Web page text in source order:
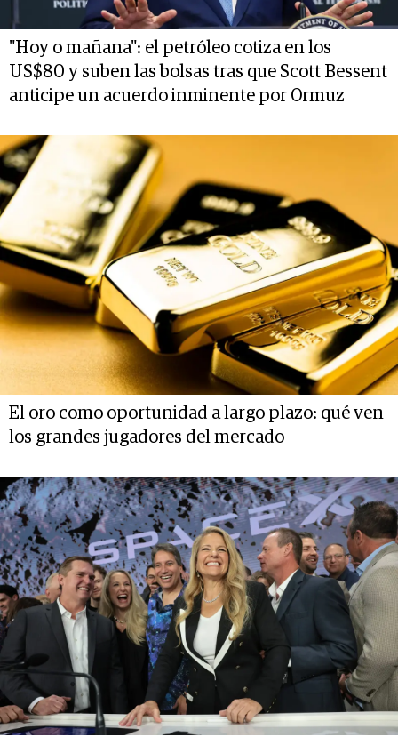
"Hoy o mañana": el petróleo cotiza en los
US$80 y suben las bolsas tras que Scott Bessent
anticipe un acuerdo inminente por Ormuz
El oro como oportunidad a largo plazo: qué ven
los grandes jugadores del mercado